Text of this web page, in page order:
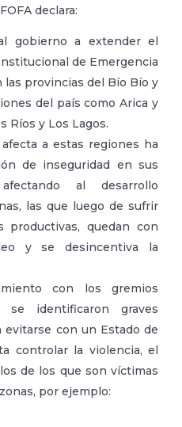
declara:
gobierno a extender el
de Emergencia
provincias del Bío Bío y
del país como Arica y
Ríos y Los Lagos.
a estas regiones ha
de inseguridad en sus
al desarrollo
las que luego de sufrir
productivas, quedan con
y se desincentiva la
con los gremios
se identificaron graves
con un Estado de
controlar la violencia, el
de los que son víctimas
por ejemplo: